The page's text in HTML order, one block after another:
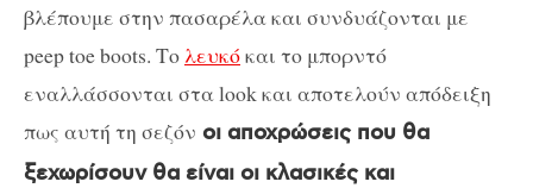
βλέπουμε στην πασαρέλα και συνδυάζονται με
peep toe boots. Το λευκόκαι το μπορντό
εναλλάσσονται στα look και αποτελούν απόδειξη
πως αυτή τη σεζόν οι αποχρώσεις που θα
ξεχωρίσουν θα είναι οι κλασικές και